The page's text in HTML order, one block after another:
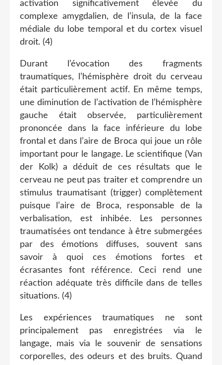
activation significativement élevée du
complexe amygdalien, de l’insula, de la face
médiale du lobe temporal et du cortex visuel
droit. (4)
Durant l’évocation des fragments
traumatiques, l’hémisphère droit du cerveau
était particulièrement actif. En même temps,
une diminution de l’activation de l’hémisphère
gauche était observée, particulièrement
prononcée dans la face inférieure du lobe
frontal et dans l’aire de Broca qui joue un rôle
important pour le langage. Le scientifique (Van
der Kolk) a déduit de ces résultats que le
cerveau ne peut pas traiter et comprendre un
stimulus traumatisant (trigger) complètement
puisque l’aire de Broca, responsable de la
verbalisation, est inhibée. Les personnes
traumatisées ont tendance à être submergées
par des émotions diffuses, souvent sans
savoir à quoi ces émotions fortes et
écrasantes font référence. Ceci rend une
réaction adéquate très difficile dans de telles
situations. (4)
Les expériences traumatiques ne sont
principalement pas enregistrées via le
langage, mais via le souvenir de sensations
corporelles, des odeurs et des bruits. Quand